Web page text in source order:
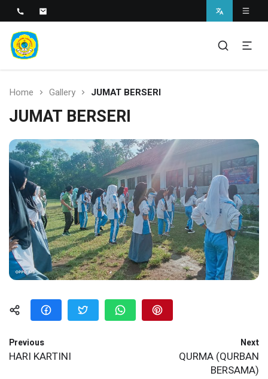
SMAN 1 Bantaran
SMAN 1 BANTARAN
Home Gallery JUMAT BERSERI
JUMAT BERSERI
Previous
HARI KARTINI
Next
QURMA (QURBAN
BERSAMA)